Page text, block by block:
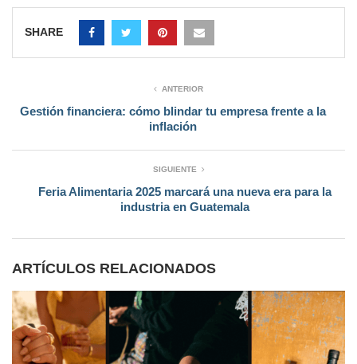
SHARE
ANTERIOR
Gestión financiera: cómo blindar tu empresa frente a la
inflación
SIGUIENTE
Feria Alimentaria 2025 marcará una nueva era para la
industria en Guatemala
ARTÍCULOS RELACIONADOS